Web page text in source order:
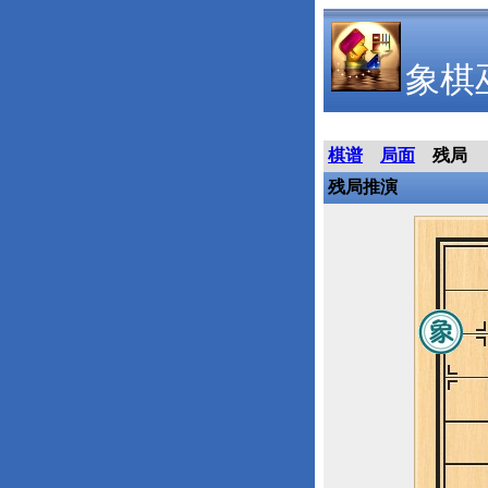
象棋
棋谱 局面
残局
残局推演